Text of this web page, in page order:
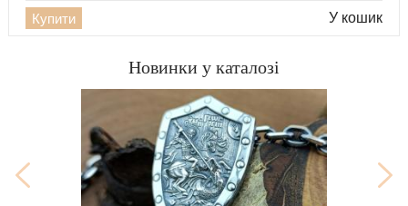
Купити У кошик
Новинки у каталозі